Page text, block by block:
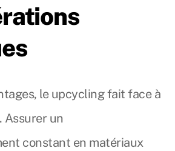
le upcycling fait face à
. Assurer un
constant en matériaux